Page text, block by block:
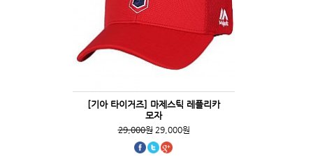
[기아 타이거즈] 마제스틱 레플리카
모자
29,000원29,000원